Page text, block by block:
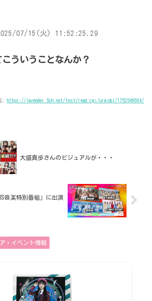
07/15(火) 11:52:25.29
ういうことなんか？
: https://lavender.5ch.net/test/read.cgi/uraidol/1752546604/
大盛真歩さんのビジュアルが・・・
音楽特別番組」に出演
・イベント情報